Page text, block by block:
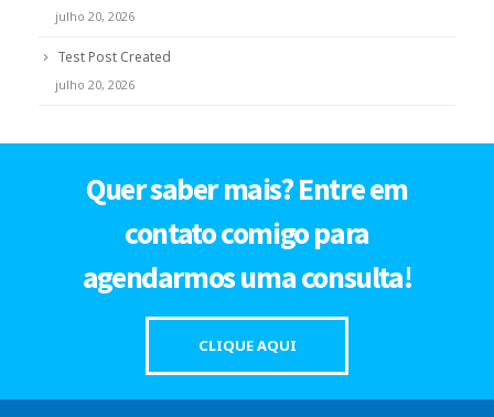
julho 20, 2026
Test Post Created
julho 20, 2026
Quer saber mais? Entre em
contato comigo para
agendarmos uma consulta!
CLIQUE AQUI